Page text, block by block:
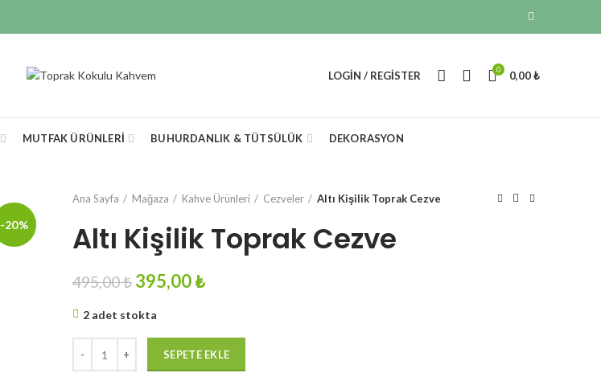
LOGIN / REGISTER 0 0,00₺
MUTFAK ÜRÜNLERI BUHURDANLIK & TÜTSÜLÜK DEKORASYON
-20%
Ana Sayfa
Mağaza Kahve Ürünleri Cezveler Altı Kişilik Toprak Cezve
Altı Kişilik Toprak Cezve
495,00₺ Original
was:
495,00 ₺.
395,00₺Current
395,00 ₺.
2 adet stokta
SEPETE EKLE